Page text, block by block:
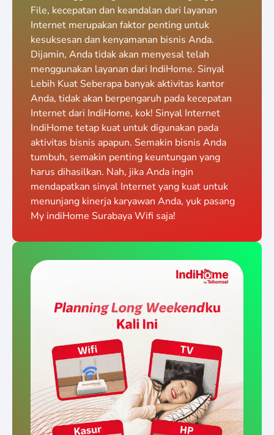
File, kecepatan dan keandalan dari layanan
Internet merupakan faktor penting untuk
kesuksesan dan kenyamanan bisnis Anda.
Dijamin, Anda tidak akan menyesal telah
menggunakan layanan dari IndiHome. Sinyal
Lebih Kuat Seberapa banyak aktivitas kantor
Anda, tidak akan berpengaruh pada kecepatan
Internet dari IndiHome, kok! Sinyal Internet
IndiHome tetap kuat untuk digunakan pada
aktivitas bisnis apapun. Semakin bisnis Anda
tumbuh, semakin penting keuntungan yang
harus dihasilkan. Nah, jika Anda ingin
mendapatkan sinyal Internet yang kuat untuk
menunjang kinerja karyawan Anda, yuk pasang
My indiHome Surabaya Wifi saja!